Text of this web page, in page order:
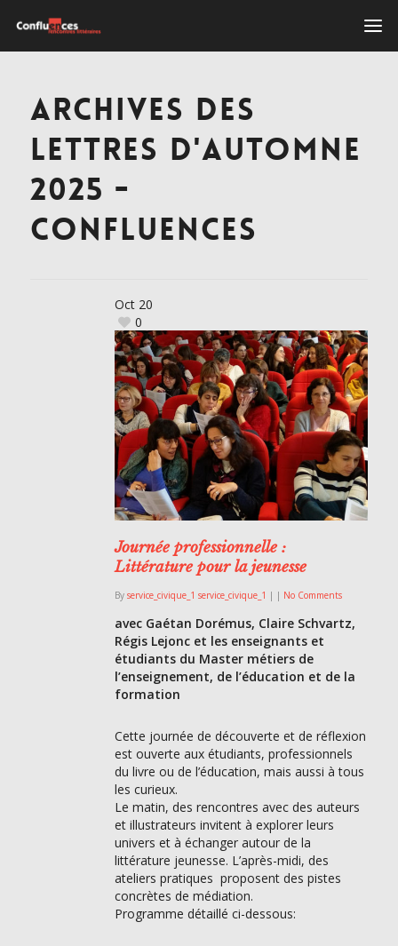
ARCHIVES DES
LETTRES D'AUTOMNE
2025 -
CONFLUENCES
Oct 20
0
Journée professionnelle :
Littérature pour la jeunesse
By service_civique_1 service_civique_1 | | No Comments
avec Gaétan Dorémus, Claire Schvartz,
Régis Lejonc et les enseignants et
étudiants du Master métiers de
l’enseignement, de l’éducation et de la
formation
Cette journée de découverte et de réflexion
est ouverte aux étudiants, professionnels
du livre ou de l’éducation, mais aussi à tous
les curieux.
Le matin, des rencontres avec des auteurs
et illustrateurs invitent à explorer leurs
univers et à échanger autour de la
littérature jeunesse. L’après-midi, des
ateliers pratiques proposent des pistes
concrètes de médiation.
Programme détaillé ci-dessous: